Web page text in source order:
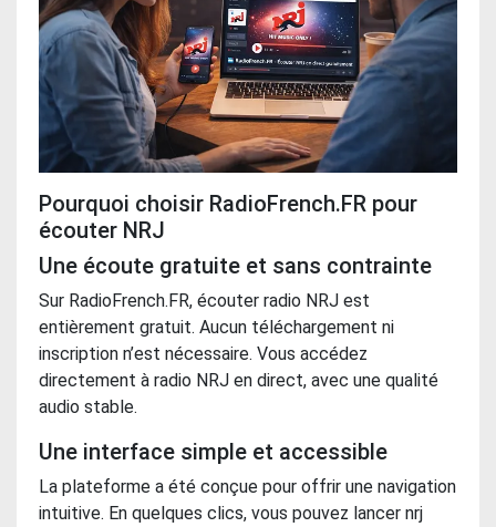
Pourquoi choisir RadioFrench.FR pour
écouter NRJ
Une écoute gratuite et sans contrainte
Sur RadioFrench.FR, écouter radio NRJ est
entièrement gratuit. Aucun téléchargement ni
inscription n’est nécessaire. Vous accédez
directement à radio NRJ en direct, avec une qualité
audio stable.
Une interface simple et accessible
La plateforme a été conçue pour offrir une navigation
intuitive. En quelques clics, vous pouvez lancer nrj